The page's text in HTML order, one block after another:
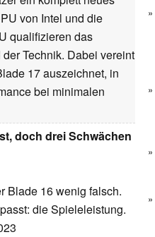
von Intel und die
qualifizieren das
Technik. Dabei vereint
17 auszeichnet, in
bei minimalen
doch drei Schwächen
Blade 16 wenig falsch.
die Spieleleistung.